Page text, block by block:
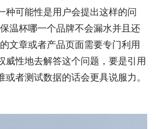
种可能性是用户会提出这样的问
温杯哪一个品牌不会漏水并且还
文章或者产品页面需要专门利用
威性地去解答这个问题，要是引用
者测试数据的话会更具说服力。